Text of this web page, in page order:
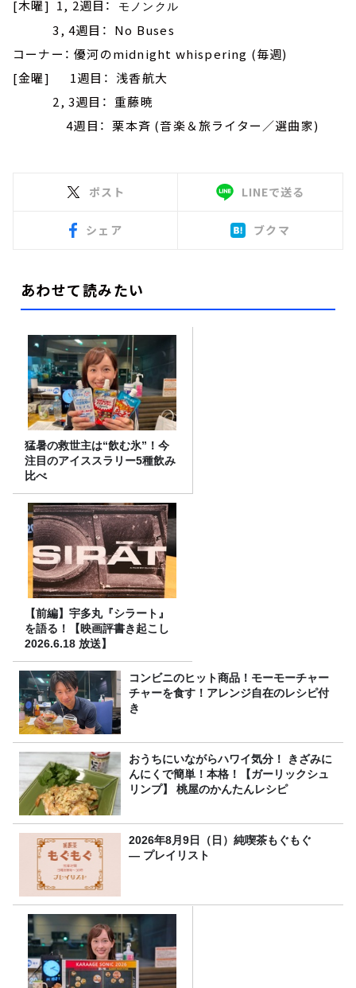
[木曜] 1, 2週目： モノンクル
3, 4週目： No Buses
コーナー： 優河のmidnight whispering (毎週)
[金曜] 1週目： 浅香航大
2, 3週目： 重藤暁
4週目： 栗本斉 (音楽＆旅ライター／選曲家)
ポスト LINEで送る
シェア ブクマ
あわせて読みたい
猛暑の救世主は“飲む氷”！今
注目のアイススラリー5種飲み
比べ
【前編】宇多丸『シラート』
を語る！【映画評書き起こし
2026.6.18 放送】
コンビニのヒット商品！モーモーチャー
チャーを食す！アレンジ自在のレシピ付
き
おうちにいながらハワイ気分！ きざみに
んにくで簡単！本格！【ガーリックシュ
リンプ】 桃屋のかんたんレシピ
2026年8月9日（日）純喫茶もぐもぐ
― プレイリスト